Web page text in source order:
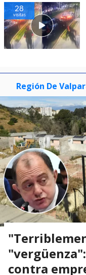
28
visitas
Región De
contra